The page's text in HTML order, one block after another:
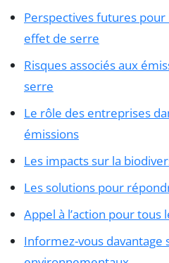
Perspectives futures pour
effet de serre
Risques associés aux
serre
Le rôle des entreprises
émissions
Les impacts sur la
Les solutions pour
Appel à l’action pour tous
Informez-vous davantage